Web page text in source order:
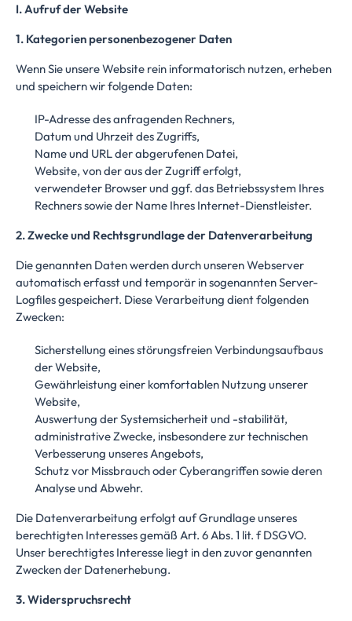
I. Aufruf der Website
1. Kategorien personenbezogener Daten
Wenn Sie unsere Website rein informatorisch nutzen, erheben
und speichern wir folgende Daten:
IP-Adresse des anfragenden Rechners,
Datum und Uhrzeit des Zugriffs,
Name und URL der abgerufenen Datei,
Website, von der aus der Zugriff erfolgt,
verwendeter Browser und ggf. das Betriebssystem Ihres
Rechners sowie der Name Ihres Internet-Dienstleister.
2. Zwecke und Rechtsgrundlage der Datenverarbeitung
Die genannten Daten werden durch unseren Webserver
automatisch erfasst und temporär in sogenannten Server-
Logfiles gespeichert. Diese Verarbeitung dient folgenden
Zwecken:
Sicherstellung eines störungsfreien Verbindungsaufbaus
der Website,
Gewährleistung einer komfortablen Nutzung unserer
Website,
Auswertung der Systemsicherheit und -stabilität,
administrative Zwecke, insbesondere zur technischen
Verbesserung unseres Angebots,
Schutz vor Missbrauch oder Cyberangriffen sowie deren
Analyse und Abwehr.
Die Datenverarbeitung erfolgt auf Grundlage unseres
berechtigten Interesses gemäß Art. 6 Abs. 1 lit. f DSGVO.
Unser berechtigtes Interesse liegt in den zuvor genannten
Zwecken der Datenerhebung.
3. Widerspruchsrecht